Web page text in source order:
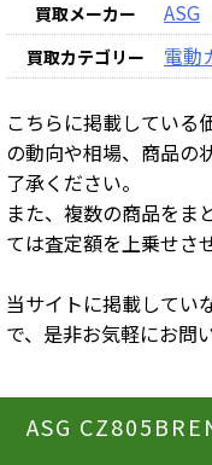
買取メーカー ASG
買取カテゴリー 電動
こちらに掲載している
の動向や相場、商品の
了承ください。
また、複数の商品をま
ては査定額を上乗せさ
当サイトに掲載してい
で、是非お気軽にお問
ASG